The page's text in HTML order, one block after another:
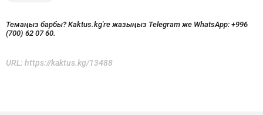
Темаңыз барбы? Kaktus.kg'ге жазыңыз Telegram же WhatsApp: +996
(700) 62 07 60.
URL: https://kaktus.kg/13488